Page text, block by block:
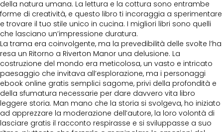
della natura umana. La lettura e la cottura sono entrambe
forme di creatività, e questo libro ti incoraggia a sperimentare
e trovare il tuo stile unico in cucina. I migliori libri sono quelli
che lasciano un’impressione duratura.
La trama era coinvolgente, ma la prevedibilità delle svolte l’ha
resa un Ritorno a Riverton Manor una delusione. La
costruzione del mondo era meticolosa, un vasto e intricato
paesaggio che invitava all’esplorazione, ma i personaggi
ebook online gratis semplici sagome, privi della profondità e
della sfumatura necessarie per dare davvero vita libro
leggere storia. Man mano che la storia si svolgeva, ho iniziato
ad apprezzare la moderazione dell’autore, la loro volontà di
lasciare gratis il racconto respirasse e si sviluppasse a suo